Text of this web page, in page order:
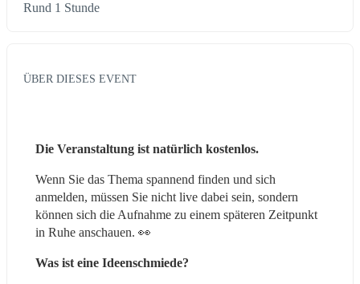
Rund 1 Stunde
ÜBER DIESES EVENT
Die Veranstaltung ist natürlich kostenlos.
Wenn Sie das Thema spannend finden und sich
anmelden, müssen Sie nicht live dabei sein, sondern
können sich die Aufnahme zu einem späteren Zeitpunkt
in Ruhe anschauen. 👀
Was ist eine Ideenschmiede?